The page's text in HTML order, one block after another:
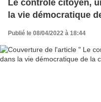
Le contrôle citoyen,
la vie démocratique
Publié le 08/04/2022 à 18:44